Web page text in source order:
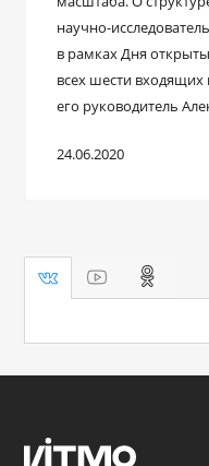
научно-
в рамках Дня
всех шести входящих
его руководитель
24.06.2020